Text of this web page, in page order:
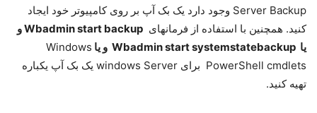
Server Backup وجود دارد یک بک آپ بر روی کامپیوتر خود ایجاد
کنید. همچنین با استفاده از فرمانهای Wbadmin start backupو
یا Wbadmin start systemstatebackup و یا Windows
PowerShell cmdlets برای windows Server یک بک آپ یکباره
تهیه کنید.